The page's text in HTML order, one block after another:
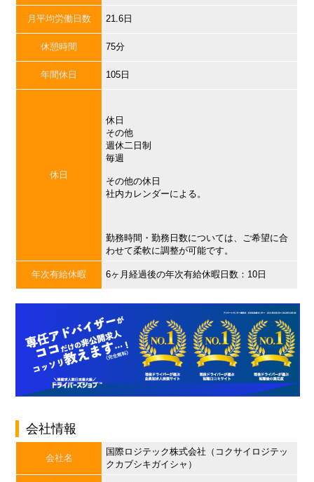
月平均労働日数 21.6日
休憩時間 75分
年間休日 105日
休日
休日
その他
週休二日制
毎週
その他の休日
社内カレンダーによる。
勤務時間・勤務日数については、ご希望に合
わせて柔軟に調整が可能です。
年次有給休暇 6ヶ月経過後の年次有給休暇日数：10日
会社情報
会社名
国際ロジテック株式会社（コクサイロジテッ
クカブシキガイシャ）